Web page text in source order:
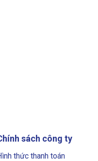
sách công ty
thức thanh toán